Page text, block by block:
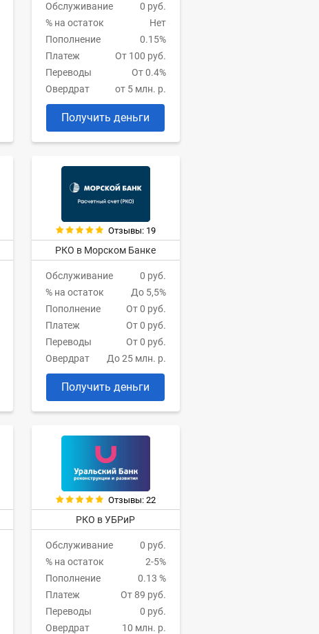
Обслуживание
0 руб.
% на остаток
Нет
Пополнение
0.15%
Платеж
От 100 руб.
Переводы
От 0.4%
Овердрат
от 5 млн. р.
Получить деньги
Отзывы: 19
РКО в Морском Банке
Обслуживание
0 руб.
% на остаток
До 5,5%
Пополнение
От 0 руб.
Платеж
От 0 руб.
Переводы
От 0 руб.
Овердрат
До 25 млн. р.
Получить деньги
Отзывы: 22
РКО в УБРиР
Обслуживание
0 руб.
% на остаток
2-5%
Пополнение
0.13 %
Платеж
От 89 руб.
Переводы
0 руб.
Овердрат
10 млн. р.